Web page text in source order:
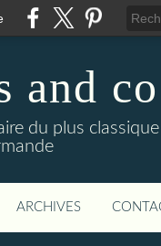
and co
du plus
ARCHIVES